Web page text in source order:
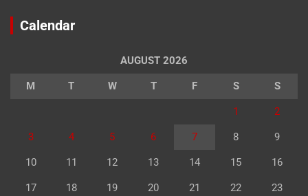
Calendar
AUGUST 2026
M T W T F S S
1 2
3 4 5 6 7 8 9
10 11 12 13 14 15 16
17 18 19 20 21 22 23